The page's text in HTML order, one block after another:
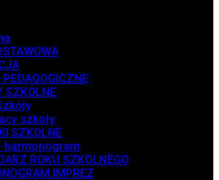
PEDAGOGICZNE
SZKOLNE
szkoły
SZKOLNE
harmonogram
ROKU SZKOLNEGO
IMPREZ